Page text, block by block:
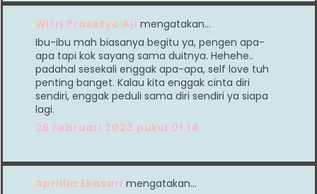
Witri Prasetyo Aji mengatakan…
Ibu-ibu mah biasanya begitu ya, pengen apa-
apa tapi kok sayang sama duitnya. Hehehe..
padahal sesekali enggak apa-apa, self love tuh
penting banget. Kalau kita enggak cinta diri
sendiri, enggak peduli sama diri sendiri ya siapa
lagi.
26 Februari 2023 pukul 01.14
Aprillia Ekasari mengatakan…